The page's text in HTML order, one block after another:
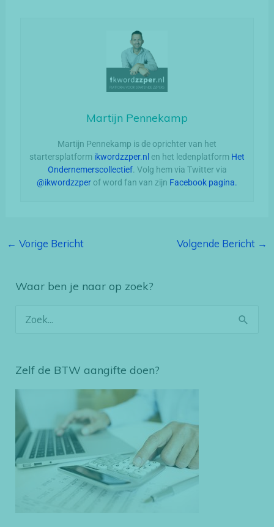
Martijn Pennekamp
Martijn Pennekamp is de oprichter van het
startersplatform ikwordzzper.nl en het ledenplatform Het
Ondernemerscollectief. Volg hem via Twitter via
@ikwordzzper of word fan van zijn Facebook pagina.
← Vorige Bericht Volgende Bericht →
Waar ben je naar op zoek?
a
r
Zelf de BTW aangifte doen?